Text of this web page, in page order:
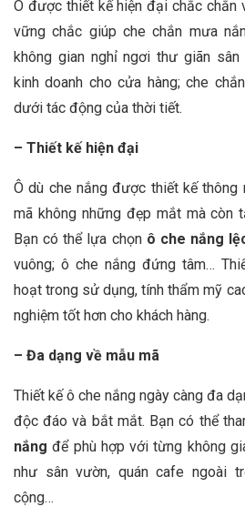
Ô được thiết kế hiện đại chắc chắn
vững chắc giúp che chắn mưa
không gian nghỉ ngơi thư giãn
kinh doanh cho cửa hàng; che
dưới tác động của thời tiết.
– Thiết kế hiện đại
Ô dù che nắng được thiết kế thông
mã không những đẹp mắt mà còn
Bạn có thể lựa chọn ô che nắng
vuông; ô che nắng đứng tâm…
hoạt trong sử dụng, tính thẩm mỹ
nghiệm tốt hơn cho khách hàng.
– Đa dạng về mẫu mã
Thiết kế ô che nắng ngày càng đa
độc đáo và bắt mắt. Bạn có thể
nắng để phù hợp với từng không
như sân vườn, quán cafe ngoài
cộng…